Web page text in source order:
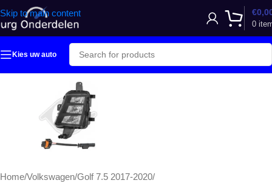
Skip to main content
0
€
Kies uw auto
Home/Volkswagen/Golf 7.5 2017-2020/